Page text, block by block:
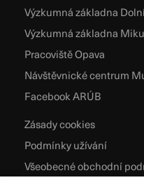
Výzkumná základna
Výzkumná základna
Pracoviště Opava
Návštěvnické centrum
Facebook ARÚB
Zásady cookies
Podmínky užívání
Všeobecné obchodní